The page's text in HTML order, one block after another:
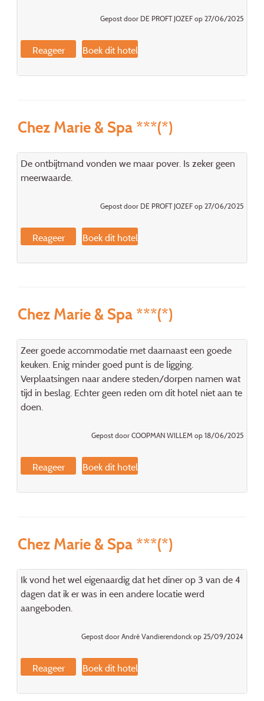
Gepost door DE PROFT JOZEF op 27/06/2025
Reageer Boek dit hotel
Chez Marie & Spa ***(*)
De ontbijtmand vonden we maar pover. Is zeker geen
meerwaarde.
Gepost door DE PROFT JOZEF op 27/06/2025
Reageer Boek dit hotel
Chez Marie & Spa ***(*)
Zeer goede accommodatie met daarnaast een goede
keuken. Enig minder goed punt is de ligging.
Verplaatsingen naar andere steden/dorpen namen wat
tijd in beslag. Echter geen reden om dit hotel niet aan te
doen.
Gepost door COOPMAN WILLEM op 18/06/2025
Reageer Boek dit hotel
Chez Marie & Spa ***(*)
Ik vond het wel eigenaardig dat het diner op 3 van de 4
dagen dat ik er was in een andere locatie werd
aangeboden.
Gepost door André Vandierendonck op 25/09/2024
Reageer Boek dit hotel